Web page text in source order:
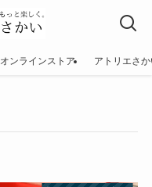
オンラインストア アトリエさ